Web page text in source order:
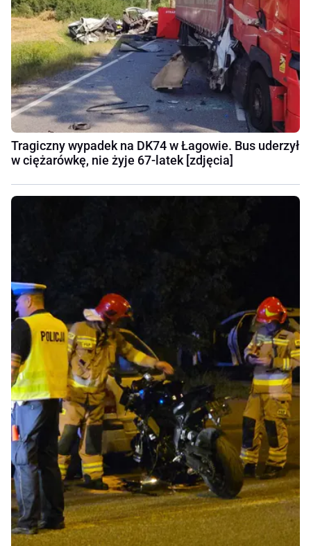
Tragiczny wypadek na DK74 w Łagowie. Bus uderzył
w ciężarówkę, nie żyje 67-latek [zdjęcia]